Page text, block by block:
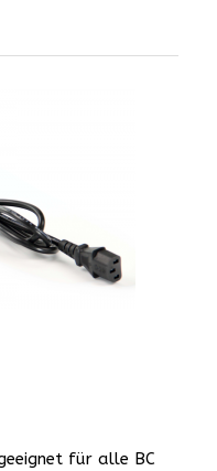
für alle BC